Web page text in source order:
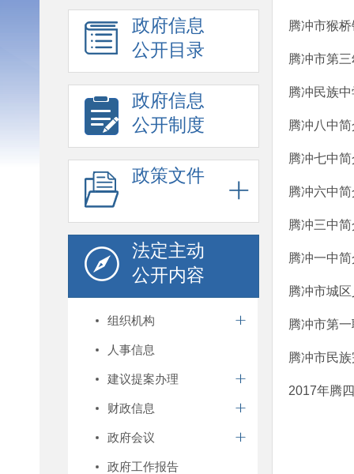
政府信息
公开目录
政府信息
公开制度
政策文件
法定主动
公开内容
组织机构
人事信息
建议提案办理
财政信息
政府会议
政府工作报告
腾冲市猴
腾冲市第
腾冲民族
腾冲八中
腾冲七中
腾冲六中
腾冲三中
腾冲一中
腾冲市城
腾冲市第
腾冲市民
2017年腾